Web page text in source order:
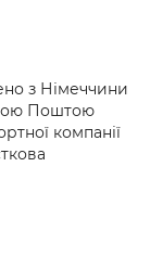
з Німеччини
Поштою
компанії